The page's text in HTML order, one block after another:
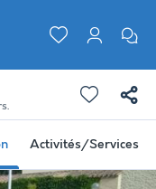
Activités/Services